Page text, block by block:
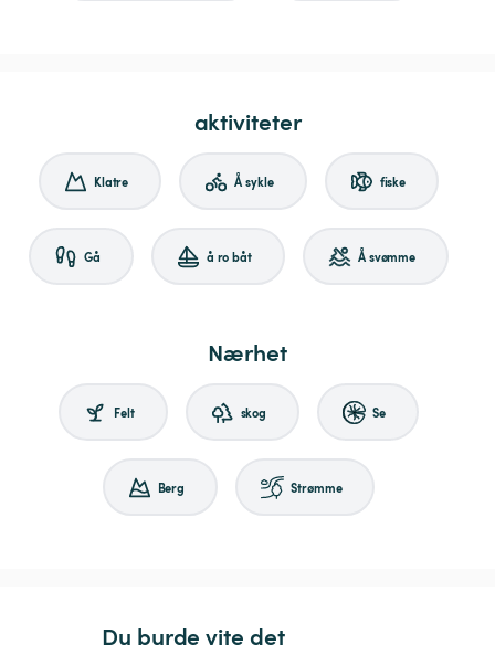
aktiviteter
Klatre Å sykle fiske
Gå å ro båt Å svømme
Nærhet
Felt skog Se
Berg Strømme
Du burde vite det